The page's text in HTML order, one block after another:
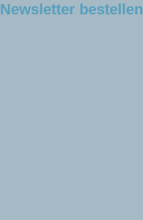
Newsletter bestellen